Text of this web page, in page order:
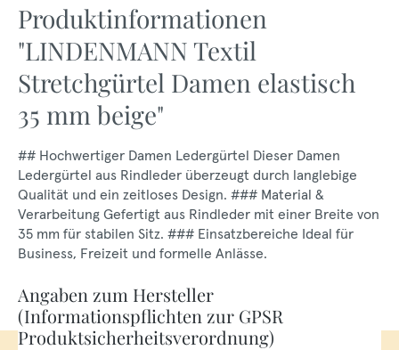
Produktinformationen
"LINDENMANN Textil
Stretchgürtel Damen elastisch
35 mm beige"
## Hochwertiger Damen Ledergürtel Dieser Damen
Ledergürtel aus Rindleder überzeugt durch langlebige
Qualität und ein zeitloses Design. ### Material &
Verarbeitung Gefertigt aus Rindleder mit einer Breite von
35 mm für stabilen Sitz. ### Einsatzbereiche Ideal für
Business, Freizeit und formelle Anlässe.
Angaben zum Hersteller
(Informationspflichten zur GPSR
Produktsicherheitsverordnung)